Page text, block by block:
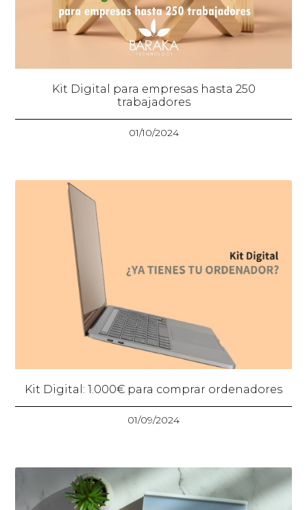
Kit Digital para empresas hasta 250
trabajadores
01/10/2024
Kit Digital: 1.000€ para comprar ordenadores
01/09/2024